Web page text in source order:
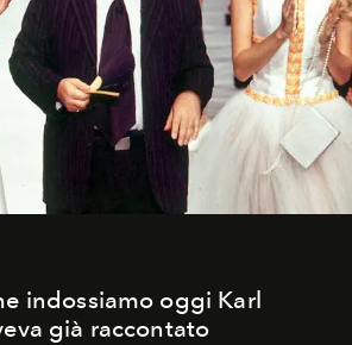
indossiamo oggi Karl
già raccontato